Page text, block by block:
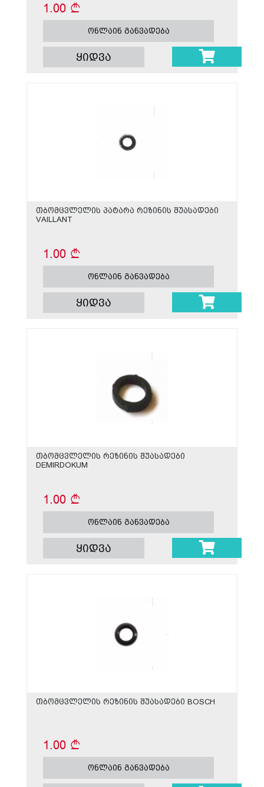
1.00
ონლაინ განვადება
ყიდვა
თბომცვლელის პატარა რეზინის შუასადები
VAILLANT
1.00
ონლაინ განვადება
ყიდვა
თბომცვლელის რეზინის შუასადები
DEMIRDOKUM
1.00
ონლაინ განვადება
ყიდვა
თბომცვლელის რეზინის შუასადები BOSCH
1.00
ონლაინ განვადება